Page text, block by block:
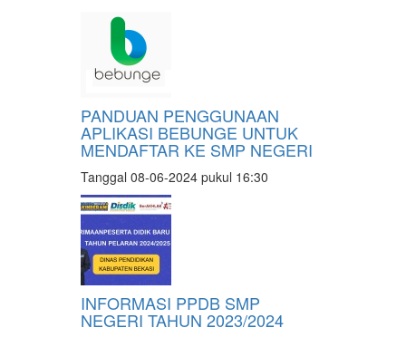
PANDUAN PENGGUNAAN
APLIKASI BEBUNGE UNTUK
MENDAFTAR KE SMP NEGERI
Tanggal 08-06-2024 pukul 16:30
INFORMASI PPDB SMP
NEGERI TAHUN 2023/2024